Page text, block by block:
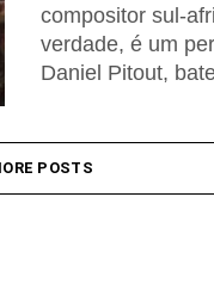
compositor sul-
verdade, é um
Daniel Pitout,
POSTS